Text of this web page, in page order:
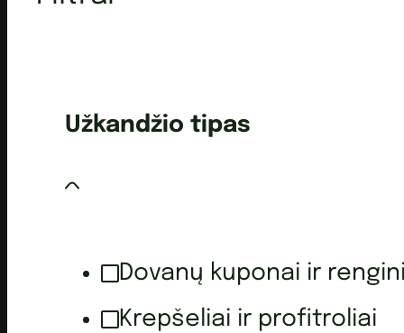
Užkandžio tipas
Dovanų kuponai ir
Krepšeliai ir profitroliai